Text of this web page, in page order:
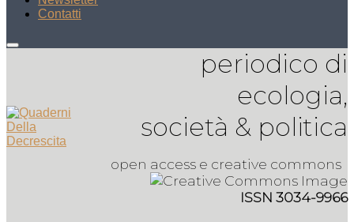
Contatti
periodico di
ecologia,
società & politica
open access e creative commons
ISSN 3034-9966